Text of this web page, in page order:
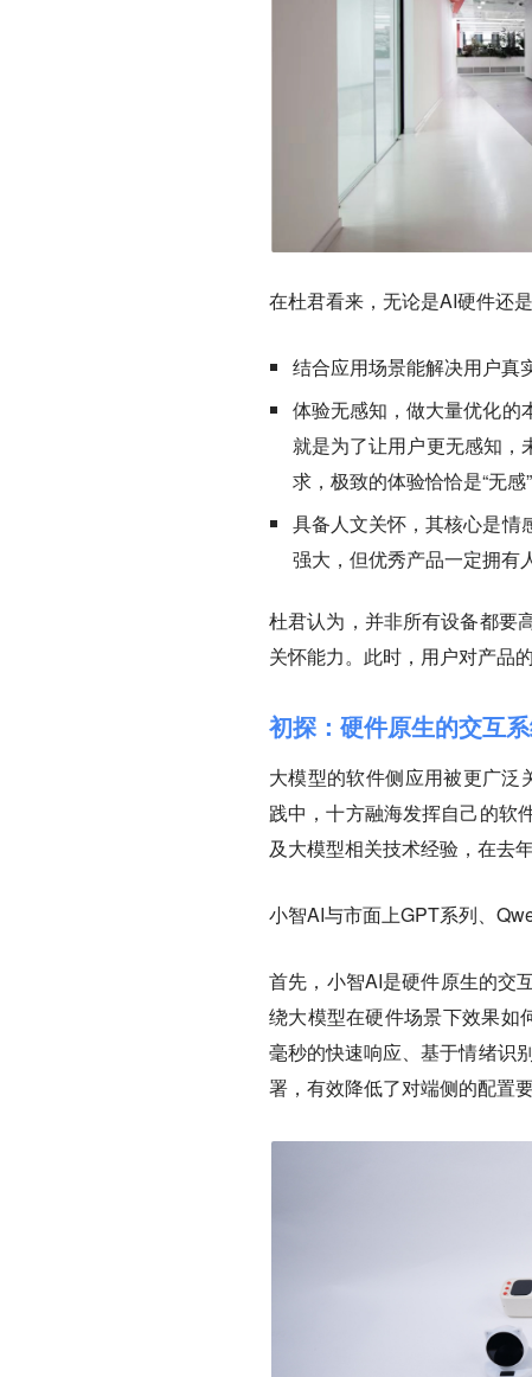
在杜君看来，无论是AI硬件还
结合应用场景能解决用户真
体验无感知，做大量优化的
就是为了让用户更无感知，
求，极致的体验恰恰是“无感”
具备人文关怀，其核心是情
强大，但优秀产品一定拥有
杜君认为，并非所有设备都要
关怀能力。此时，用户对产品
初探：硬件原生的交互
大模型的软件侧应用被更广泛
践中，十方融海发挥自己的软
及大模型相关技术经验，在去
小智AI与市面上GPT系列、
首先，小智AI是硬件原生的交
绕大模型在硬件场景下效果如
毫秒的快速响应、基于情绪识
署，有效降低了对端侧的配置要